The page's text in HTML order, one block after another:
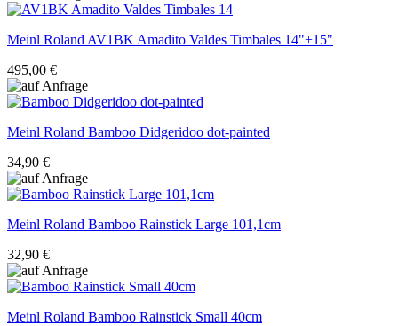
Meinl RolandAV1BK Amadito Valdes Timbales 14"+15"
495,00 €
Meinl Roland Bamboo Didgeridoo dot-painted
34,90 €
Meinl Roland Bamboo Rainstick Large 101,1cm
32,90 €
Meinl Roland Bamboo Rainstick Small 40cm